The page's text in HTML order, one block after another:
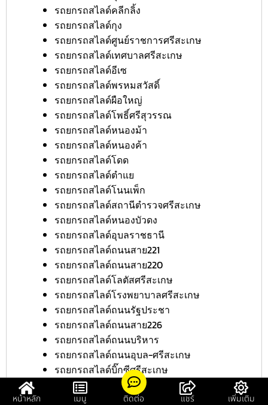
รถยกรถสไลด์คลีกลิ้ง
รถยกรถสไลด์กุง
รถยกรถสไลด์ศูนย์ราชการศรีสะเกษ
รถยกรถสไลด์เทศบาลศรีสะเกษ
รถยกรถสไลด์อีเซ
รถยกรถสไลด์พรหมสวัสดิ์
รถยกรถสไลด์ผือใหญ่
รถยกรถสไลด์โพธิ์ศรีสุวรรณ
รถยกรถสไลด์หนองม้า
รถยกรถสไลด์หนองค้า
รถยกรถสไลด์โดด
รถยกรถสไลด์ตำแย
รถยกรถสไลด์โนนเพ็ก
รถยกรถสไลด์สถานีตำรวจศรีสะเกษ
รถยกรถสไลด์หนองบัวดง
รถยกรถสไลด์อุบลราชธานี
รถยกรถสไลด์ถนนสาย221
รถยกรถสไลด์ถนนสาย220
รถยกรถสไลด์โลตัสศรีสะเกษ
รถยกรถสไลด์โรงพยาบาลศรีสะเกษ
รถยกรถสไลด์ถนนรัฐประชา
รถยกรถสไลด์ถนนสาย226
รถยกรถสไลด์ถนนบริหาร
รถยกรถสไลด์ถนนอุบล-ศรีสะเกษ
รถยกรถสไลด์บิ๊กซีศรีสะเกษ
รถยกรถสไลด์โรงเรียนศรีสะเกษ
รถยกรถสไลด์ศิลาลาด
หน้าหลัก เมนู ติดต่อ แชร์ เพิ่มเติม